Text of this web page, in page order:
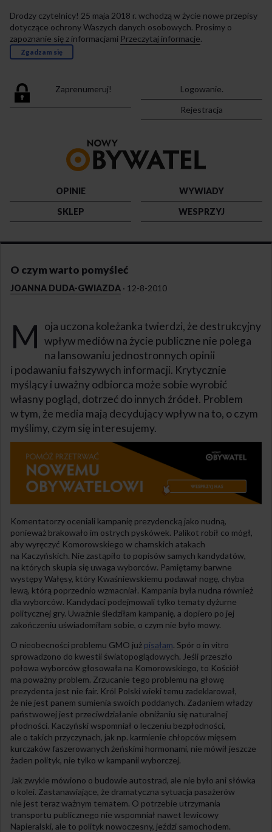
Drodzy czytelnicy! 25 maja 2018 r. wchodzą w życie nowe przepisy
dotyczące ochrony Waszych danych osobowych. Prosimy o
zapoznanie się z informacjami Przeczytaj informacje.
Zgadzam się
Zaprenumeruj!
Logowanie.
Rejestracja
strony
OPINIE
WYWIADY
SKLEP
WESPRZYJ
O czym warto pomyśleć
JOANNA DUDA-GWIAZDA · 12-8-2010
M
oja uczona koleżanka twierdzi, że destrukcyjny
wpływ mediów na życie publiczne nie polega
na lansowaniu jednostronnych opinii
i podawaniu fałszywych informacji. Krytycznie
myślący i uważny odbiorca może sobie wyrobić
własny pogląd, dotrzeć do innych źródeł. Problem
w tym, że media mają decydujący wpływ na to, o czym
myślimy, czym się interesujemy.
Komentatorzy oceniali kampanię prezydencką jako nudną,
ponieważ brakowało im ostrych pyskówek. Palikot robił co mógł,
aby wyręczyć Komorowskiego w chamskich atakach
na Kaczyńskich. Nie zastąpiło to popisów samych kandydatów,
na których skupia się uwaga wyborców. Pamiętamy barwne
występy Wałęsy, który Kwaśniewskiemu podawał nogę, chyba
lewą, którą poprzednio wzmacniał. Kampania była nudna również
dla wyborców. Kandydaci podejmowali tylko tematy dyżurne
politycznej gry. Uważnie śledziłam kampanię, a dopiero po jej
zakończeniu uświadomiłam sobie, o czym nie było mowy.
O nieobecności problemu GMO już pisałam. Spór o in vitro
sprowadzono do kwestii światopoglądowych. Jeśli przeszło
połowa wyborców głosowała na Komorowskiego, to Kościół
ma poważny problem. Zrzucanie tego problemu na głowę
prezydenta jest nie fair. Król Polski wieki temu zadeklarował,
że nie jest panem sumienia swoich poddanych. Zadaniem władzy
państwowej jest przeciwdziałanie obniżaniu się naturalnej
płodności. Kaczyński wspomniał o leczeniu bezpłodności,
ale o takich przyczynach, jak np. karmienie chłopców mięsem
kurczaków faszerowanych żeńskimi hormonami, nie mówił jeszcze
żaden polityk, nie tylko w kampanii wyborczej.
Jak zwykle mówiono o budowie autostrad, ale nie było ani słówka
o kolei. Zastanawiające, że dramatyczna sytuacja pasażerów
nie jest teraz ważnym tematem. O potrzebie utrzymania
transportu publicznego nie wspomniał nawet lewicowy
Napieralski, ale to polityk nowoczesny, jeździ samochodem.